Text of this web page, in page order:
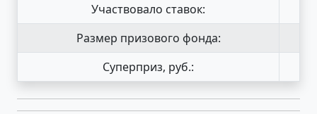
Участвовало ставок:
Размер призового фонда:
Суперприз, руб.: